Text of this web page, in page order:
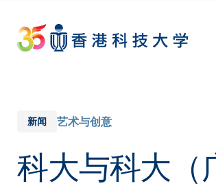
main
content
新闻 艺术与创意
科大与科大（